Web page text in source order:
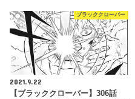
ブラッククローバー
2021.9.22
【ブラッククローバー】306話